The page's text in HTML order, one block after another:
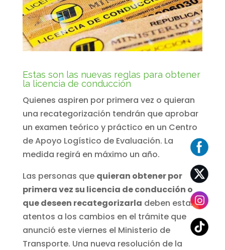
Estas son las nuevas reglas para obtener
la licencia de conducción
Quienes aspiren por primera vez o quieran
una recategorización tendrán que aprobar
un examen teórico y práctico en un Centro
de Apoyo Logístico de Evaluación. La
medida regirá en máximo un año.
Las personas que quieran obtener por
primera vez su licencia de conducción o
que deseen recategorizarla deben estar
atentos a los cambios en el trámite que
anunció este viernes el Ministerio de
Transporte. Una nueva resolución de la